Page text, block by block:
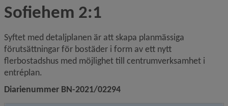
Sofiehem 2:1
Syftet med detaljplanen är att skapa planmässiga
förutsättningar för bostäder i form av ett nytt
flerbostadshus med möjlighet till centrumverksamhet i
entréplan.
Diarienummer BN-2021/02294